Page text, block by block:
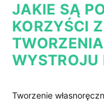
JAKIE SĄ
KORZYŚCI
WYSTROJU
Tworzenie